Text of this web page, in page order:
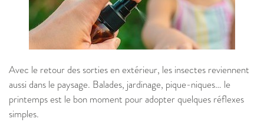
Avec le retour des sorties en extérieur, les insectes reviennent
aussi dans le paysage. Balades, jardinage, pique-niques… le
printemps est le bon moment pour adopter quelques réflexes
simples.